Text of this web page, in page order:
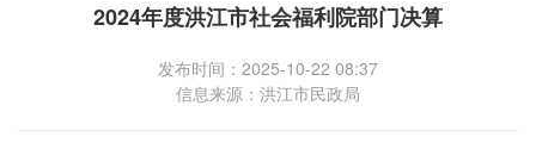
2024年度洪江市社会福利院部门决算
发布时间：2025-10-22 08:37
信息来源：洪江市民政局